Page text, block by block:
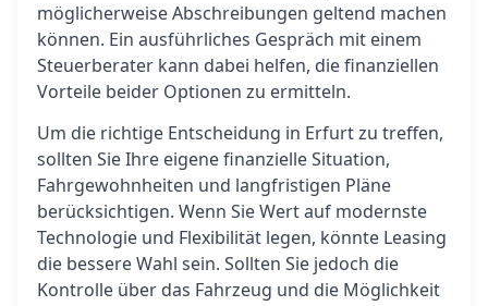
möglicherweise Abschreibungen geltend machen
können. Ein ausführliches Gespräch mit einem
Steuerberater kann dabei helfen, die finanziellen
Vorteile beider Optionen zu ermitteln.
Um die richtige Entscheidung in Erfurt zu treffen,
sollten Sie Ihre eigene finanzielle Situation,
Fahrgewohnheiten und langfristigen Pläne
berücksichtigen. Wenn Sie Wert auf modernste
Technologie und Flexibilität legen, könnte Leasing
die bessere Wahl sein. Sollten Sie jedoch die
Kontrolle über das Fahrzeug und die Möglichkeit